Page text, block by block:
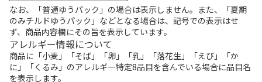
なお、「普通ゆうパック」の場合は表示しません。また、「夏期
のみチルドゆうパック」などとなる場合は、記号での表示はせ
ず、商品内容欄にその旨を表示しています。
アレルギー情報について
商品に「小麦」「そば」「卵」「乳」「落花生」「えび」「か
に」「くるみ」のアレルギー特定8品目を含んでいる場合に品目名
を表示します。